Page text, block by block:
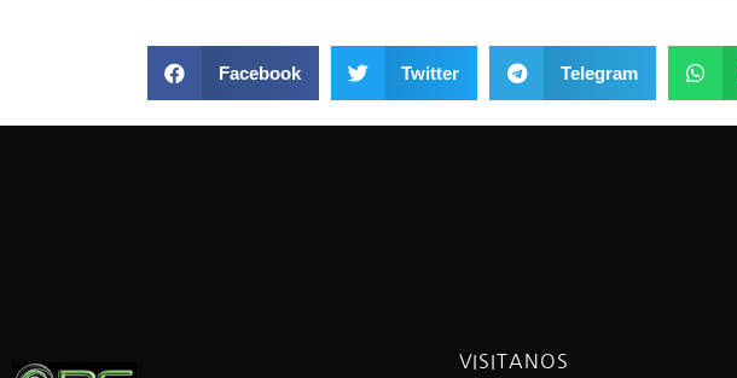
Facebook Twitter Telegram
VISITANOS